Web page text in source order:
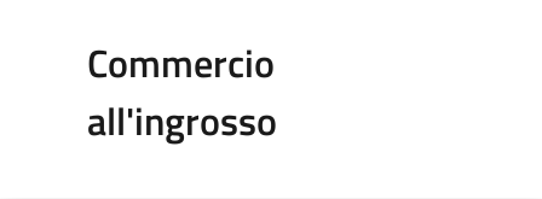
Commercio
all'ingrosso